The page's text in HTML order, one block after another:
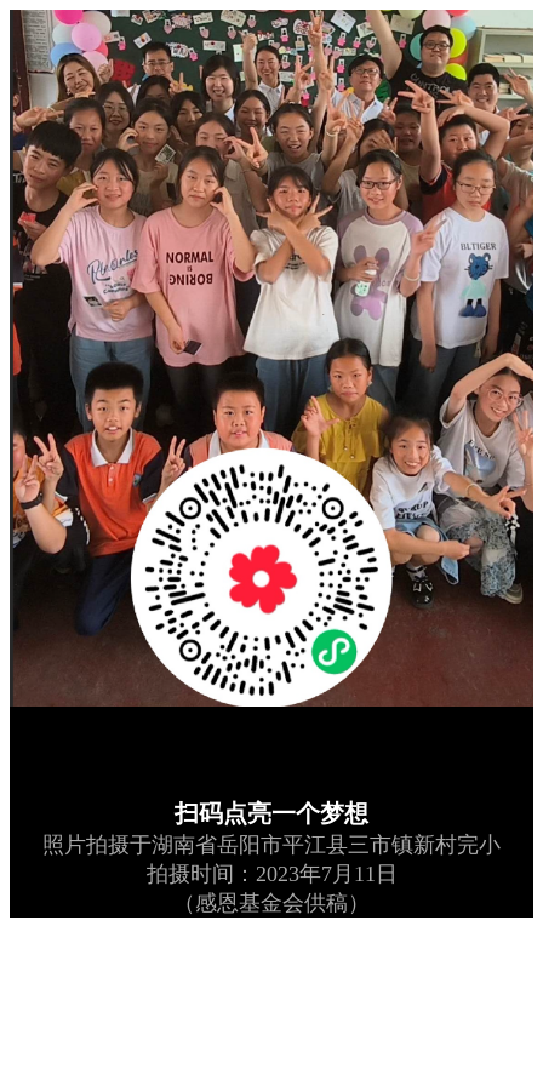
扫码点亮一个梦想
照片拍摄于湖南省岳阳市平江县三市镇新村完小
拍摄时间：2023年7月11日
（感恩基金会供稿）